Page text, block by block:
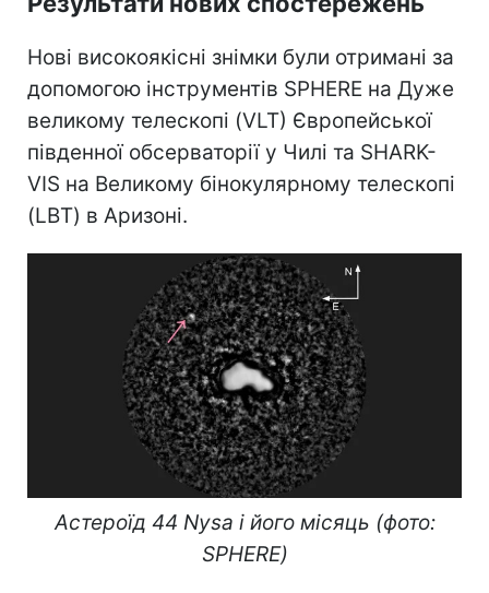
Нові високоякісні знімки були отримані за
допомогою інструментів SPHERE на Дуже
великому телескопі (VLT) Європейської
південної обсерваторії у Чилі та SHARK-
VIS на Великому бінокулярному телескопі
(LBT) в Аризоні.
Астероїд 44 Nysa і його місяць (фото:
SPHERE)